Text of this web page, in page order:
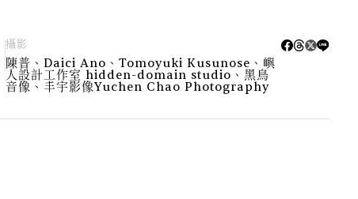
攝影
陳普、Daici Ano、Tomoyuki Kusunose、嶼
人設計工作室 hidden-domain studio、黑鳥
音像、丰宇影像Yuchen Chao Photography